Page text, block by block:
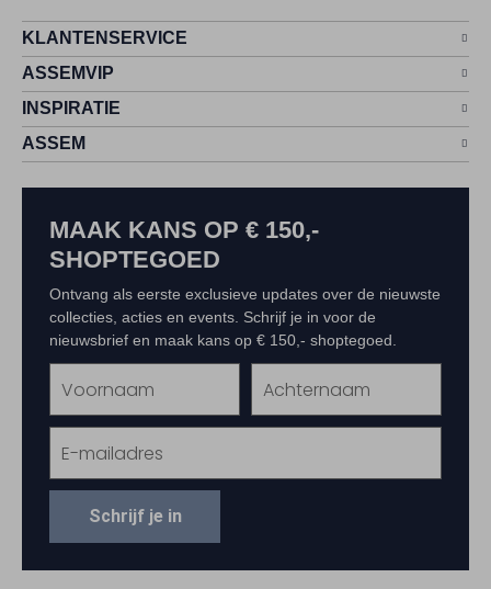
KLANTENSERVICE
ASSEMVIP
INSPIRATIE
ASSEM
MAAK KANS OP € 150,-
SHOPTEGOED
Ontvang als eerste exclusieve updates over de nieuwste
collecties, acties en events. Schrijf je in voor de
nieuwsbrief en maak kans op € 150,- shoptegoed.
Schrijf je in